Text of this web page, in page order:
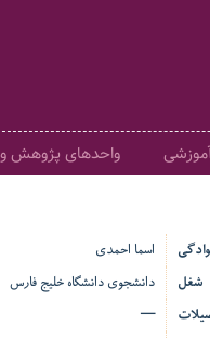
واحدهای پژوهش و
اسما احمدی
شغل
دانشجوی دانشگاه خلیج فارس
—